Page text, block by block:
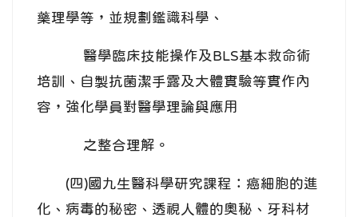
藥理學等，並規劃鑑識科學、
醫學臨床技能操作及BLS基本救命術
培訓、自製抗菌潔手露及大體實驗等實作內
容，強化學員對醫學理論與應用
之整合理解。
(四)國九生醫科學研究課程：癌細胞的進
化、病毒的秘密、透視人體的奧秘、牙科材